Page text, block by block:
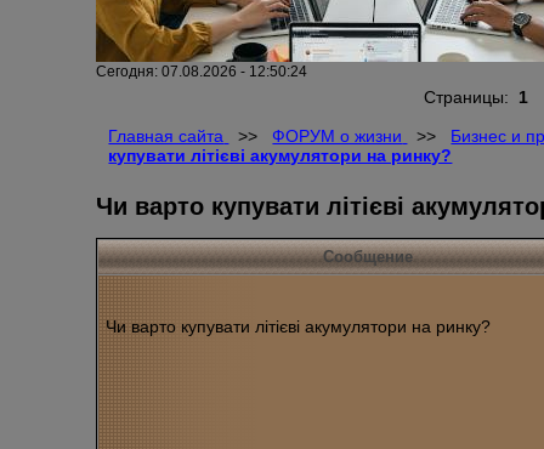
Сегодня: 07.08.2026 - 12:50:24
Страницы: 1
Главная сайта
>> ФОРУМ о жизни >> Бизнес и
купувати літієві акумулятори на ринку?
Чи варто купувати літієві
Сообщение
Чи варто купувати літієві акумулятори на ринку?